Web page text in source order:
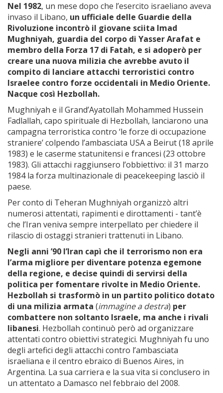
Nel 1982, un mese dopo che l’esercito israeliano aveva
invaso il Libano, un ufficiale delle Guardie della
Rivoluzione incontrò il giovane sciita Imad
Mughniyah, guardia del corpo di Yasser Arafat e
membro della Forza 17 di Fatah, e si adoperò per
creare una nuova milizia che avrebbe avuto il
compito di lanciare attacchi terroristici contro
Israelee contro forze occidentali in Medio Oriente.
Nacque così Hezbollah.
Mughniyah e il Grand’Ayatollah Mohammed Hussein
Fadlallah, capo spirituale di Hezbollah, lanciarono una
campagna terroristica contro ‘le forze di occupazione
straniere’ colpendo l’ambasciata USA a Beirut (18 aprile
1983) e le caserme statunitensi e francesi (23 ottobre
1983). Gli attacchi raggiunsero l’obbiettivo: il 31 marzo
1984 la forza multinazionale di peacekeeping lasciò il
paese.
Per conto di Teheran Mughniyah organizzò altri
numerosi attentati, rapimenti e dirottamenti - tant’è
che l’Iran veniva sempre interpellato per chiedere il
rilascio di ostaggi stranieri trattenuti in Libano.
Negli anni ’90 l’Iran capì che il terrorismo non era
l’arma migliore per diventare potenza egemone
della regione, e decise quindi di servirsi della
politica per fomentare rivolte in Medio Oriente.
Hezbollah si trasformò in un partito politico dotato
di una milizia armata (immagine a destra) per
combattere non soltanto Israele, ma anche i rivali
libanesi. Hezbollah continuò però ad organizzare
attentati contro obiettivi strategici. Mughniyah fu uno
degli artefici degli attacchi contro l’ambasciata
israeliana e il centro ebraico di Buenos Aires, in
Argentina. La sua carriera e la sua vita si conclusero in
un attentato a Damasco nel febbraio del 2008.